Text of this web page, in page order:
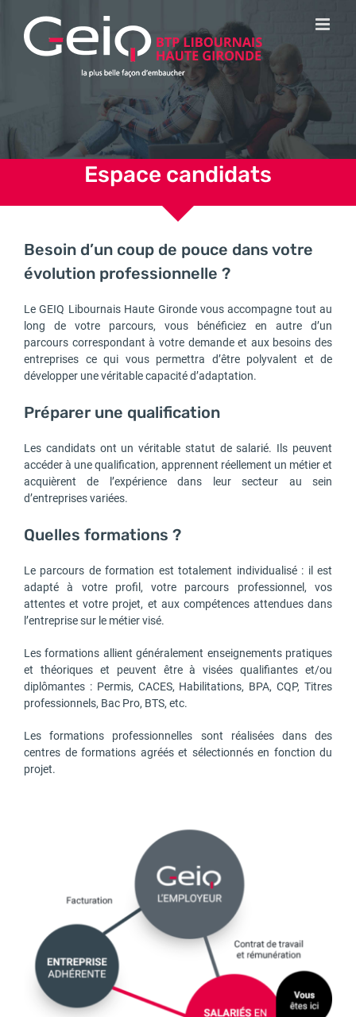
contenu
Espace candidats
Besoin d’un coup de pouce dans votre
évolution professionnelle ?
Le GEIQ Libournais Haute Gironde vous accompagne tout au
long de votre parcours, vous bénéficiez en autre d’un
parcours correspondant à votre demande et aux besoins des
entreprises ce qui vous permettra d’être polyvalent et de
développer une véritable capacité d’adaptation.
Préparer une qualification
Les candidats ont un véritable statut de salarié. Ils peuvent
accéder à une qualification, apprennent réellement un métier et
acquièrent de l’expérience dans leur secteur au sein
d’entreprises variées.
Quelles formations ?
Le parcours de formation est totalement individualisé : il est
adapté à votre profil, votre parcours professionnel, vos
attentes et votre projet, et aux compétences attendues dans
l’entreprise sur le métier visé.
Les formations allient généralement enseignements pratiques
et théoriques et peuvent être à visées qualifiantes et/ou
diplômantes : Permis, CACES, Habilitations, BPA, CQP, Titres
professionnels, Bac Pro, BTS, etc.
Les formations professionnelles sont réalisées dans des
centres de formations agréés et sélectionnés en fonction du
projet.